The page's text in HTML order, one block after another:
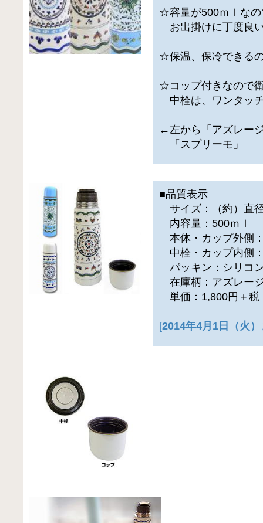
☆容量が500ｍｌなの
お出掛けに丁度良
☆保温、保冷できる
☆コップ付きなので
中栓は、ワンタッ
←左から「アズレー
「スプリーモ」
■品質表示
サイズ：（約）直
内容量：500ｍｌ
本体・カップ外側
中栓・カップ内側
パッキン：シリコ
在庫柄：アズレー
単価：1,800円＋税
[2014年4月1日（火